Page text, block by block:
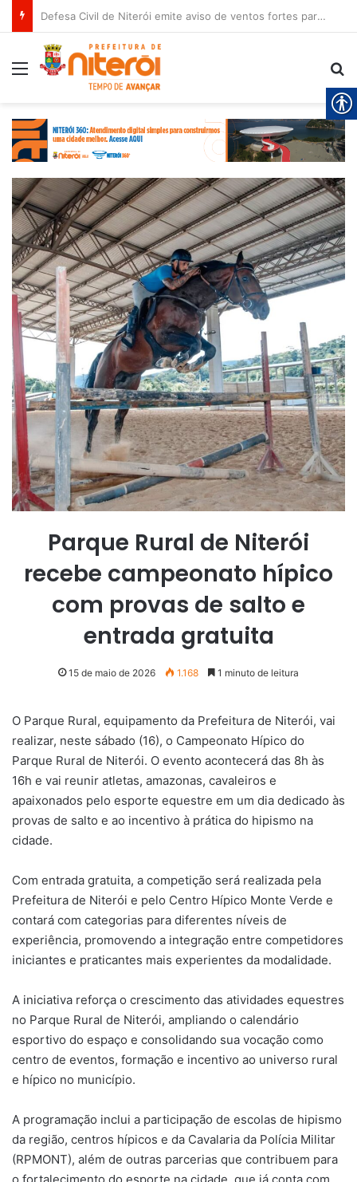
Defesa Civil de Niterói emite aviso de ventos fortes para esta sexta-feira (07)
Menu
Parque Rural de Niterói
recebe campeonato hípico
com provas de salto e
entrada gratuita
15 de maio de 2026 1.168 1 minuto de leitura
O Parque Rural, equipamento da Prefeitura de Niterói, vai
realizar, neste sábado (16), o Campeonato Hípico do
Parque Rural de Niterói. O evento acontecerá das 8h às
16h e vai reunir atletas, amazonas, cavaleiros e
apaixonados pelo esporte equestre em um dia dedicado às
provas de salto e ao incentivo à prática do hipismo na
cidade.
Com entrada gratuita, a competição será realizada pela
Prefeitura de Niterói e pelo Centro Hípico Monte Verde e
contará com categorias para diferentes níveis de
experiência, promovendo a integração entre competidores
iniciantes e praticantes mais experientes da modalidade.
A iniciativa reforça o crescimento das atividades equestres
no Parque Rural de Niterói, ampliando o calendário
esportivo do espaço e consolidando sua vocação como
centro de eventos, formação e incentivo ao universo rural
e hípico no município.
A programação inclui a participação de escolas de hipismo
da região, centros hípicos e da Cavalaria da Polícia Militar
(RPMONT), além de outras parcerias que contribuem para